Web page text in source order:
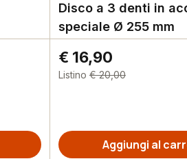
Disco a 3 denti in
speciale Ø 255 mm
€ 16,90
Listino € 20,00
Aggiungi al